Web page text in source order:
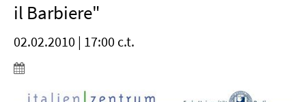
il Barbiere"
02.02.2010 | 17:00 c.t.